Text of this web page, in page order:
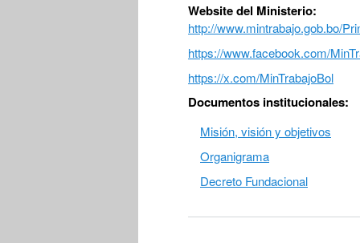
Website del Ministerio:
http://www.mintrabajo.gob.bo/
https://www.facebook.com/
https://x.com/MinTrabajoBol
Documentos institucionales:
Misión, visión y objetivos
Organigrama
Decreto Fundacional